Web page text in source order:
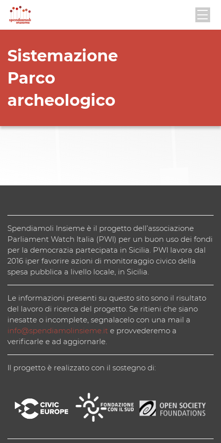
Sistemazione
Parco
archeologico
Spendiamoli Insieme è il progetto dell’associazione
Parliament Watch Italia (PWI) per un buon uso dei fondi
per la democrazia partecipata in Sicilia. PWI lavora dal
2016 iper favorire azioni di monitoraggio civico della
spesa pubblica a livello locale, in Sicilia.
Le informazioni presenti su questo sito sono il risultato
del lavoro di ricerca del progetto. Se ritieni che siano
inesatte o incomplete, segnalacelo con una mail a
info@spendiamolinsieme.it e provvederemo a
verificarle e ad aggiornarle.
Il progetto è realizzato con il sostegno di: